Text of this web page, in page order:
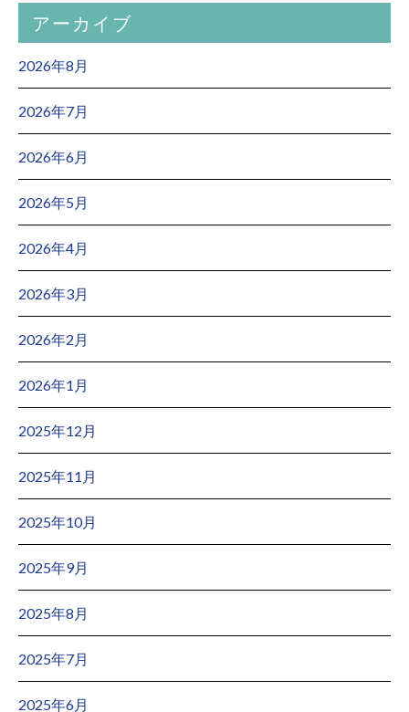
アーカイブ
2026年8月
2026年7月
2026年6月
2026年5月
2026年4月
2026年3月
2026年2月
2026年1月
2025年12月
2025年11月
2025年10月
2025年9月
2025年8月
2025年7月
2025年6月